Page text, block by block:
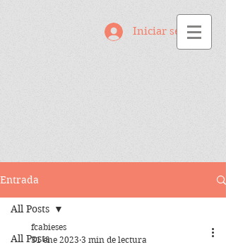
Iniciar sesión
Entrada
All Posts
All Posts
fcabieses
31 ene 2023 3 min de lectura